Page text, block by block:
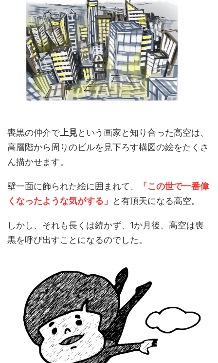
喪黒の仲介で上見という画家と知り合った高空は、
高層階から周りのビルを見下ろす構図の絵をたくさ
ん描かせます。
壁一面に飾られた絵に囲まれて、
「この世で一番偉
くなったような気がする」
と有頂天になる高空。
しかし、それも長くは続かず、1か月後、高空は喪
黒を呼び出すことになるのでした。